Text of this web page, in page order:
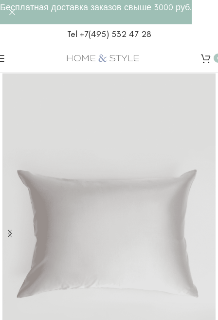
Tel +7(495) 532 47 28
Бесплатная доставка заказов свыше 3000 руб.